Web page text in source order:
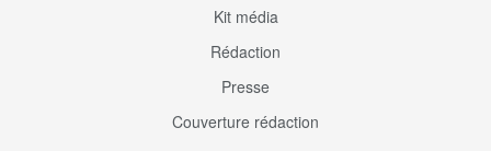
Kit média
Rédaction
Presse
Couverture rédaction